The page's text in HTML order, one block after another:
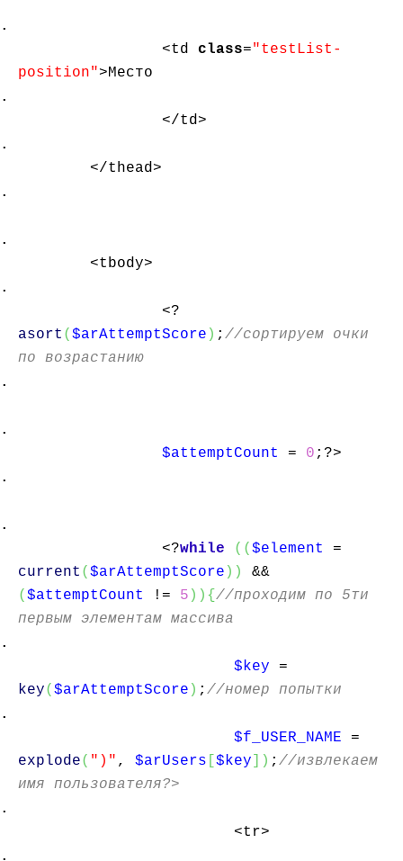
<td class="testList-
position">Место
</td>
</thead>
<tbody>
<?
asort ( $arAttemptScore ) ; //сортируем очки
по возрастанию
$attemptCount = 0 ;?>
<?while ( ( $element
=
current ( $arAttemptScore ) )
&&
( $attemptCount != 5 ) ) { //проходим по 5ти
первым элементам массива
$key =
key( $arAttemptScore ) ; //номер попытки
$f_USER_NAME =
explode( ")" , $arUsers $key ) ; //извлекаем
имя пользователя?>
<tr>